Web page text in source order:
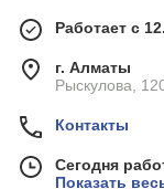
Работает с
г. Алматы
Рыскулова,
Контакты
Сегодня
Показать